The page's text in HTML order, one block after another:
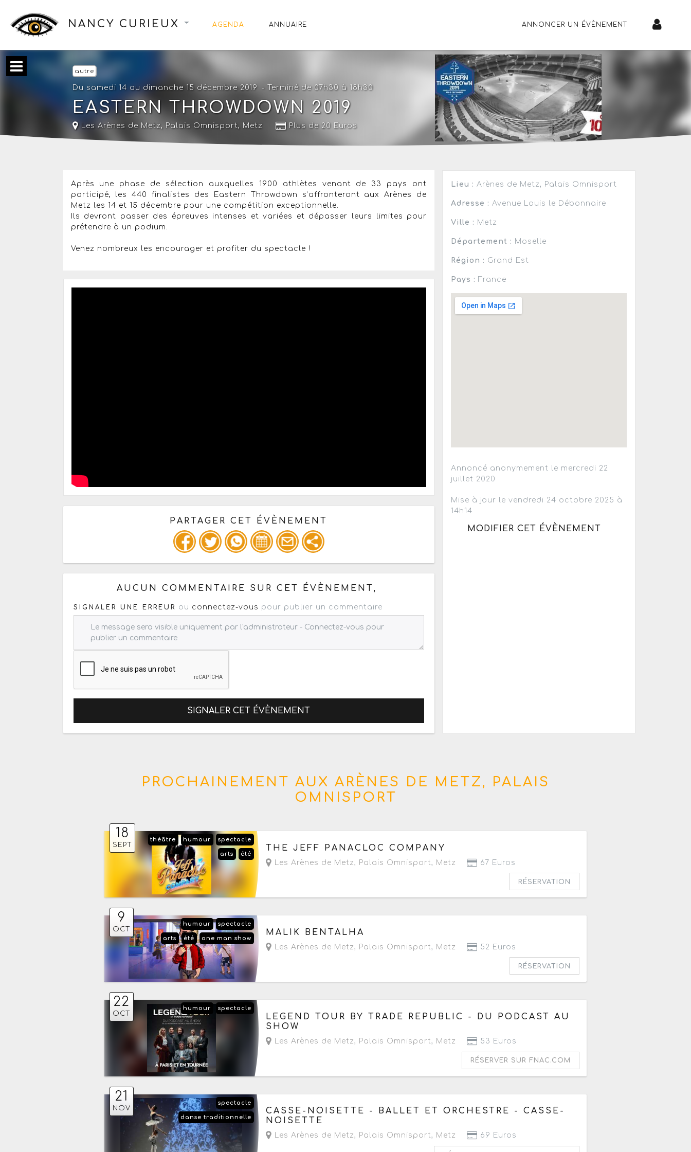
NANCY CURIEUX AGENDA ANNUAIRE ANNONCER UN ÉVÈNEMENT
autre
Du samedi 14 au dimanche 15 décembre 2019 - Terminé de 07h30 à 18h30
EASTERN THROWDOWN 2019
Les Arènes de Metz, Palais Omnisport, Metz Plus de 20 Euros
Après une phase de sélection auxquelles 1900 athlètes venant de 33 pays ont
participé, les 440 finalistes des Eastern Throwdown s’affronteront aux Arènes de
Metz les 14 et 15 décembre pour une compétition exceptionnelle.
Ils devront passer des épreuves intenses et variées et dépasser leurs limites pour
prétendre à un podium.
Venez nombreux les encourager et profiter du spectacle !
PARTAGER CET ÉVÈNEMENT
Copiez les infos ci-dessous pour un : mail / forum / réseau social
AUCUN COMMENTAIRE SUR CET ÉVÈNEMENT,
SIGNALER UNE ERREUR ou connectez-vous pour publier un commentaire
SIGNALER CET ÉVÈNEMENT
Lieu : Arènes de Metz, Palais Omnisport
Adresse : Avenue Louis le Débonnaire
Ville : Metz
Département : Moselle
Région : Grand Est
Pays : France
Annoncé anonymement le mercredi 22
juillet 2020
Mise à jour le vendredi 24 octobre 2025 à
14h14
MODIFIER CET ÉVÈNEMENT
PROCHAINEMENT AUX ARÈNES DE METZ, PALAIS
OMNISPORT
18
SEPT
spectacle
humour
théâtre
été
arts
Le vendredi 18 septembre 2026 à partir de 20h
THE JEFF PANACLOC COMPANY
Les Arènes de Metz, Palais Omnisport, Metz 67 Euros
RÉSERVATION
9
OCT
spectacle
humour
one man show
été
arts
Le vendredi 9 octobre 2026
MALIK BENTALHA
Les Arènes de Metz, Palais Omnisport, Metz 52 Euros
RÉSERVATION
22
OCT
spectacle
humour
Le jeudi 22 octobre 2026 à partir de 20h
LEGEND TOUR BY TRADE REPUBLIC - DU PODCAST AU
SHOW
Les Arènes de Metz, Palais Omnisport, Metz 53 Euros
RÉSERVER SUR FNAC.COM
21
NOV
spectacle
danse traditionnelle
Le samedi 21 novembre 2026 à partir de 20h
CASSE-NOISETTE - BALLET ET ORCHESTRE - CASSE-
NOISETTE
Les Arènes de Metz, Palais Omnisport, Metz 69 Euros